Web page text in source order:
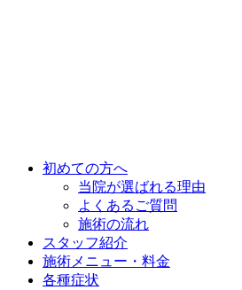
初めての方へ
当院が選ばれる理由
よくあるご質問
施術の流れ
スタッフ紹介
施術メニュー・料金
各種症状